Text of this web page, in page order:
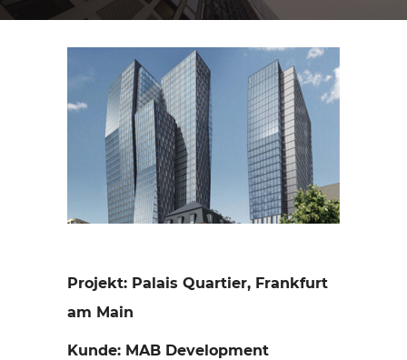
Projekt: Palais Quartier, Frankfurt
am Main
Kunde: MAB Development